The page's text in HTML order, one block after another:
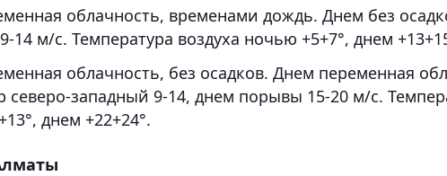
облачность, временами дождь. Днем без
14 м/с. Температура воздуха ночью +5+7°, днем
облачность, без осадков. Днем переменная
северо-западный 9-14, днем порывы 15-20 м/с.
днем +22+24°.